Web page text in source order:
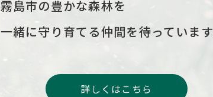
霧島市の豊かな森林を
一緒に守り育てる仲間を待っています
詳しくはこちら